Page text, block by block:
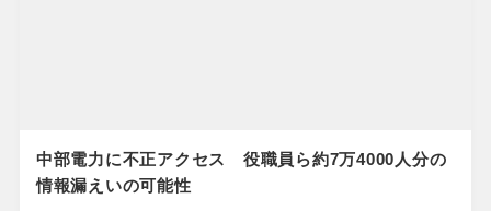
中部電力に不正アクセス 役職員ら約7万4000人分の
情報漏えいの可能性